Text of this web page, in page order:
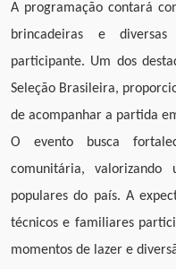
A programação contará
brincadeiras e
participante. Um dos
Seleção Brasileira,
de acompanhar a partida
O evento busca
comunitária,
populares do país. A
técnicos e familiares
momentos de lazer e